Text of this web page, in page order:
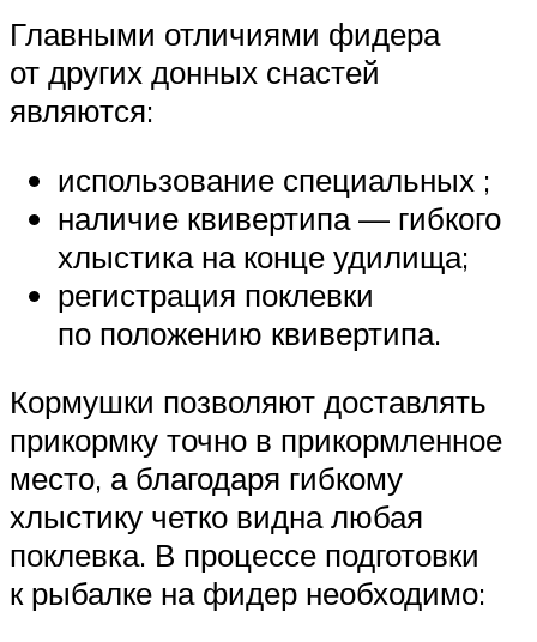
Главными отличиями фидера
от других донных снастей
являются:
использование специальных ;
наличие квивертипа — гибкого
хлыстика на конце удилища;
регистрация поклевки
по положению квивертипа.
Кормушки позволяют доставлять
прикормку точно в прикормленное
место, а благодаря гибкому
хлыстику четко видна любая
поклевка. В процессе подготовки
к рыбалке на фидер необходимо: